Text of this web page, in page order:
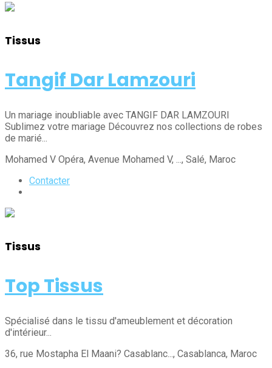
Tissus
Tangif Dar Lamzouri
Un mariage inoubliable avec TANGIF DAR LAMZOURI
Sublimez votre mariage Découvrez nos collections de robes
de marié...
Mohamed V Opéra, Avenue Mohamed V, ..., Salé, Maroc
Contacter
Tissus
Top Tissus
Spécialisé dans le tissu d'ameublement et décoration
d'intérieur...
36, rue Mostapha El Maani? Casablanc..., Casablanca, Maroc